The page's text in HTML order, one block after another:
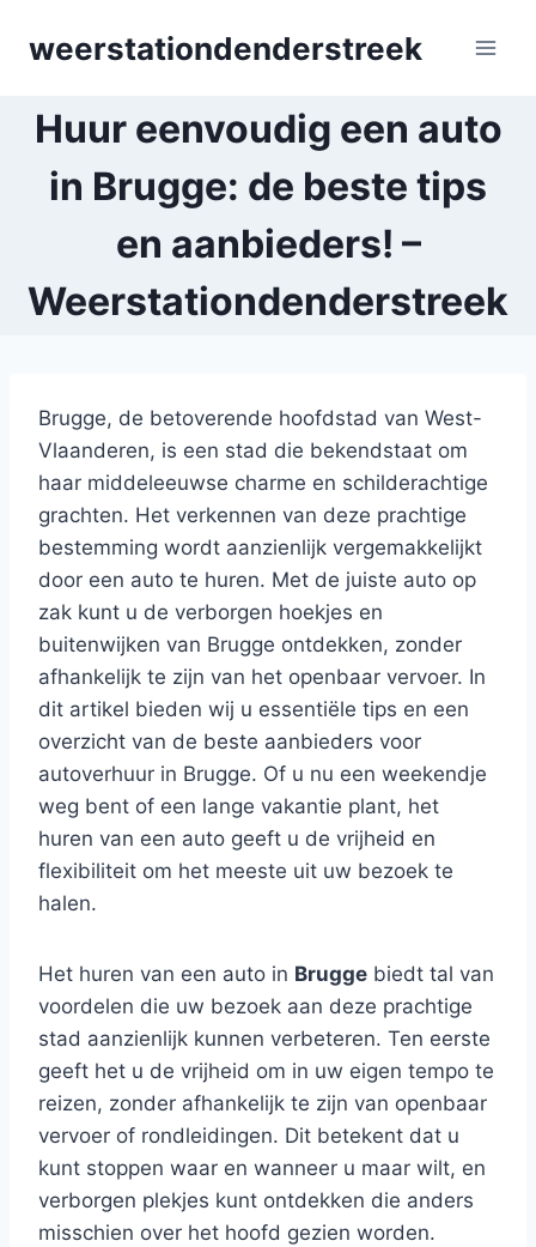
weerstationdenderstreek
Huur eenvoudig een auto
in Brugge: de beste tips
en aanbieders! –
Weerstationdenderstreek
Brugge, de betoverende hoofdstad van West-
Vlaanderen, is een stad die bekendstaat om
haar middeleeuwse charme en schilderachtige
grachten. Het verkennen van deze prachtige
bestemming wordt aanzienlijk vergemakkelijkt
door een auto te huren. Met de juiste auto op
zak kunt u de verborgen hoekjes en
buitenwijken van Brugge ontdekken, zonder
afhankelijk te zijn van het openbaar vervoer. In
dit artikel bieden wij u essentiële tips en een
overzicht van de beste aanbieders voor
autoverhuur in Brugge. Of u nu een weekendje
weg bent of een lange vakantie plant, het
huren van een auto geeft u de vrijheid en
flexibiliteit om het meeste uit uw bezoek te
halen.
Het huren van een auto in Brugge biedt tal van
voordelen die uw bezoek aan deze prachtige
stad aanzienlijk kunnen verbeteren. Ten eerste
geeft het u de vrijheid om in uw eigen tempo te
reizen, zonder afhankelijk te zijn van openbaar
vervoer of rondleidingen. Dit betekent dat u
kunt stoppen waar en wanneer u maar wilt, en
verborgen plekjes kunt ontdekken die anders
misschien over het hoofd gezien worden.